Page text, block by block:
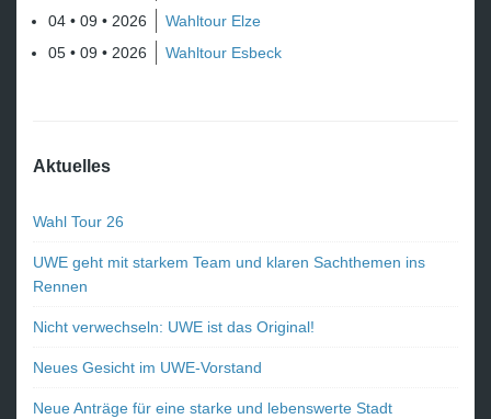
04 • 09 • 2026
Wahltour Elze
05 • 09 • 2026
Wahltour Esbeck
Aktuelles
Wahl Tour 26
UWE geht mit starkem Team und klaren Sachthemen ins
Rennen
Nicht verwechseln: UWE ist das Original!
Neues Gesicht im UWE-Vorstand
Neue Anträge für eine starke und lebenswerte Stadt